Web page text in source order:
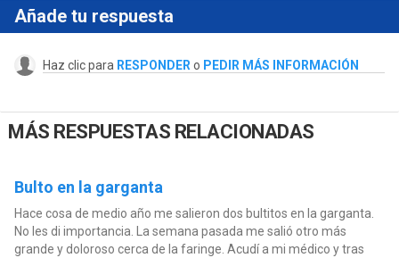
Añade tu respuesta
Haz clic para RESPONDER o PEDIR MÁS INFORMACIÓN
MÁS RESPUESTAS RELACIONADAS
Bulto en la garganta
Hace cosa de medio año me salieron dos bultitos en la garganta.
No les di importancia. La semana pasada me salió otro más
grande y doloroso cerca de la faringe. Acudí a mi médico y tras